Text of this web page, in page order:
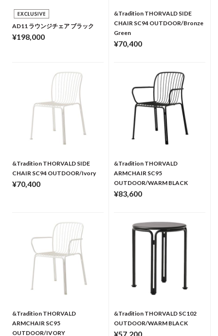
AD11 ラウンジチェア ブラック
¥198,000
&Tradition THORVALD SIDE
CHAIR SC94 OUTDOOR/Bronze
Green
¥70,400
&Tradition THORVALD SIDE
CHAIR SC94 OUTDOOR/Ivory
¥70,400
&Tradition THORVALD
ARMCHAIR SC95
OUTDOOR/WARM BLACK
¥83,600
&Tradition THORVALD
ARMCHAIR SC95
OUTDOOR/IVORY
&Tradition THORVALD SC102
OUTDOOR/WARM BLACK
¥57,200